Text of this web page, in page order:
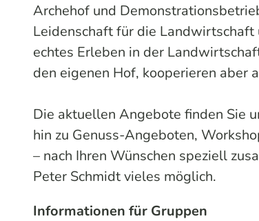
Archehof und
Leidenschaft für die Landwirtschaft
echtes Erleben in der
den eigenen Hof, kooperieren aber
Die aktuellen Angebote finden Sie
hin zu Genuss-Angeboten,
– nach Ihren Wünschen speziell
Peter Schmidt vieles möglich.
Informationen für Gruppen